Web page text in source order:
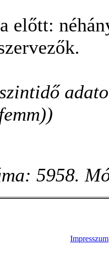
előtt:
5958.
Impresszum